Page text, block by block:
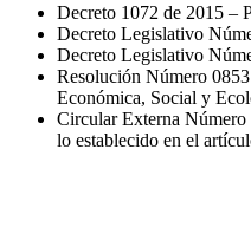
Decreto 1072 de 2015 –
Decreto Legislativo
Decreto Legislativo
Resolución Número
Económica, Social y
Circular Externa Número
lo establecido en el